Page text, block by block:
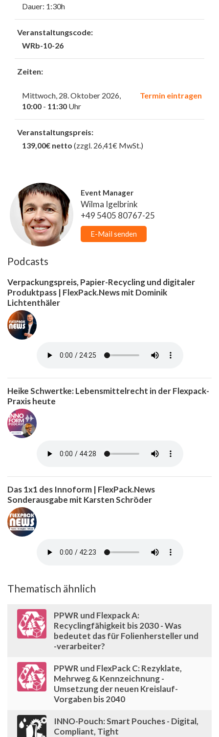
Dauer: 1:30h
Veranstaltungscode:
WRb-10-26
Zeiten:
Termin eintragen
Mittwoch, 28. Oktober 2026,
10:00 - 11:30 Uhr
Veranstaltungspreis:
139,00€ netto (zzgl. 26,41€ MwSt.)
Event Manager
Wilma Igelbrink
+49 5405 80767-25
E-Mail senden
Podcasts
Verpackungspreis, Papier-Recycling und digitaler
Produktpass | FlexPack.News mit Dominik
Lichtenthäler
Heike Schwertke: Lebensmittelrecht in der Flexpack-
Praxis heute
Das 1x1 des Innoform | FlexPack.News
Sonderausgabe mit Karsten Schröder
Thematisch ähnlich
PPWR und Flexpack A:
Recyclingfähigkeit bis 2030 - Was
bedeutet das für Folienhersteller und
-verarbeiter?
PPWR und FlexPack C: Rezyklate,
Mehrweg & Kennzeichnung -
Umsetzung der neuen Kreislauf-
Vorgaben bis 2040
INNO-Pouch: Smart Pouches - Digital,
Compliant, Tight